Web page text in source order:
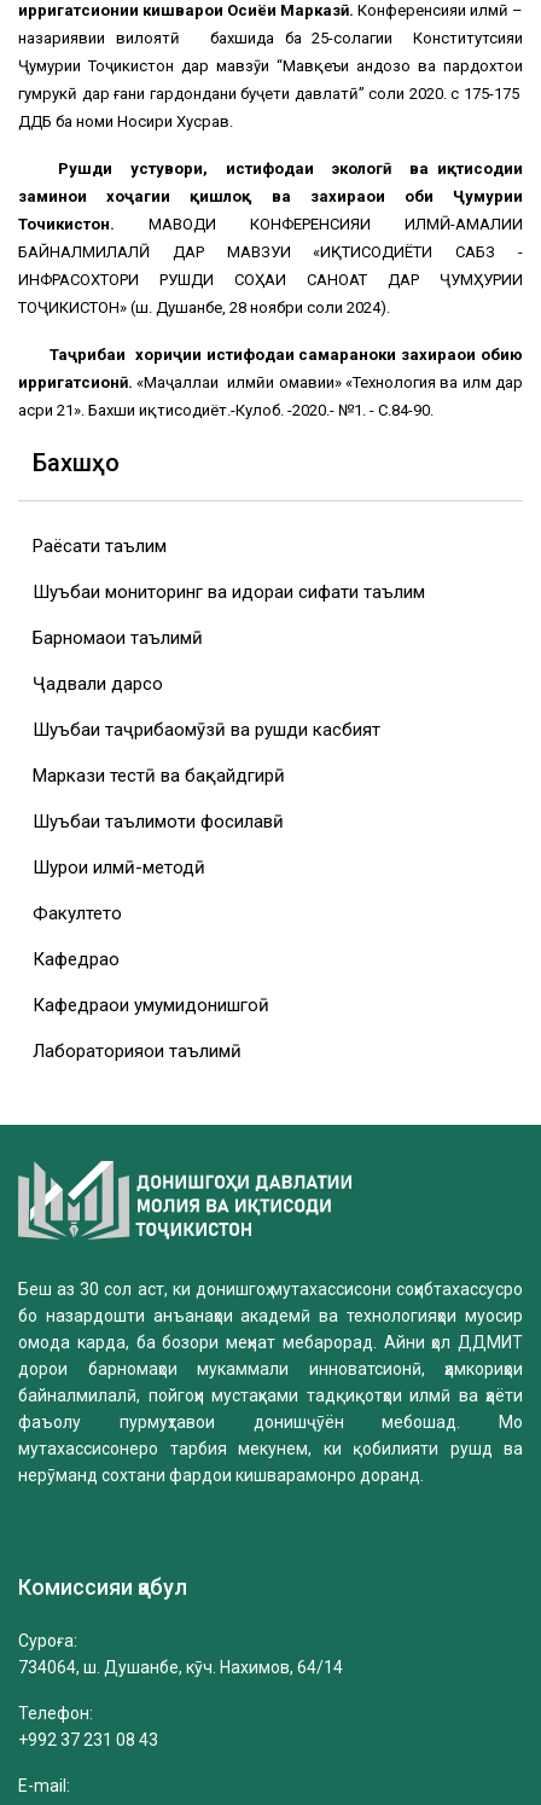
ирригатсионии кишварҳои Осиёи Марказӣ. Конференсияи илмӣ –
назариявии вилоятӣ бахшида ба 25-солагии Конститутсияи
Ҷумҳурии Тоҷикистон дар мавзӯи “Мавқеъи андозҳо ва пардохтҳои
гумрукӣ дар ғани гардондани буҷети давлатӣ” соли 2020. с 175-175
ДДБ ба номи Носири Хусрав.
Рушди устувори, истифодаи экологӣ ва иқтисодии
заминҳои хоҷагии қишлоқ ва захираҳои оби Ҷумҳурии
Точикистон. МАВОДИ КОНФЕРЕНСИЯИ ИЛМӢ-АМАЛИИ
БАЙНАЛМИЛАЛӢ ДАР МАВЗУИ «ИҚТИСОДИЁТИ САБЗ -
ИНФРАСОХТОРИ РУШДИ СОҲАИ САНОАТ ДАР ҶУМҲУРИИ
ТОҶИКИСТОН» (ш. Душанбе, 28 ноябри соли 2024).
Таҷрибаи хориҷии истифодаи самараноки захираҳои обию
ирригатсионӣ.«Маҷаллаи илмӣи омавии» «Технология ва илм дар
асри 21». Бахши иқтисодиёт.-Кулоб. -2020.- №1. - С.84-90.
Бахшҳо
Раёсати таълим
Шуъбаи мониторинг ва идораи сифати таълим
Барномаҳои таълимӣ
Ҷадвали дарсҳо
Шуъбаи таҷрибаомӯзӣ ва рушди касбият
Маркази тестӣ ва бақайдгирӣ
Шуъбаи таълимоти фосилавӣ
Шурои илмӣ-методӣ
Факултетҳо
Кафедраҳо
Кафедраҳои умумидонишгоҳӣ
Лабораторияҳои таълимӣ
Беш аз 30 сол аст, ки донишгоҳ мутахассисони соҳибтахассусро
бо назардошти анъанаҳои академӣ ва технологияҳои муосир
омода карда, ба бозори меҳнат мебарорад. Айни ҳол ДДМИТ
дорои барномаҳои мукаммали инноватсионӣ, ҳамкориҳои
байналмилалӣ, пойгоҳи мустаҳками тадқиқотҳои илмӣ ва ҳаёти
фаъолу пурмуҳтавои донишҷӯён мебошад. Мо
мутахассисонеро тарбия мекунем, ки қобилияти рушд ва
нерӯманд сохтани фардои кишварамонро доранд.
Комиссияи қабул
Суроға:
734064, ш. Душанбе, кӯч. Нахимов, 64/14
Телефон:
+992 37 231 08 43
E-mail: